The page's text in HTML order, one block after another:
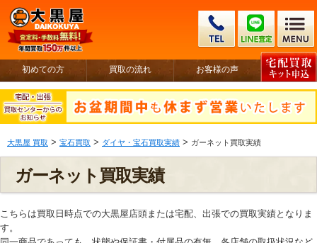
初めての方 買取の流れ お客様の声
大黒屋 買取 > 宝石買取 > ダイヤ・宝石買取実績 > ガーネット買取実績
ガーネット買取実績
こちらは買取日時点での大黒屋店頭または宅配、出張での買取実績となりま
す。